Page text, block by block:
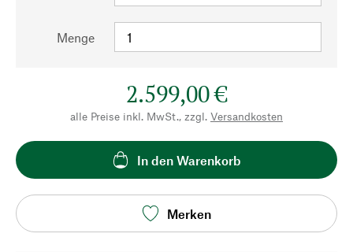
Menge
2.599,00 €
alle Preise inkl. MwSt., zzgl. Versandkosten
In den Warenkorb
Merken